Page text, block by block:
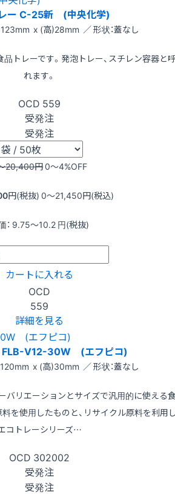
ー C-25新 (中央化学)
x (高)28mm ／ 形状：蓋なし
トレーです。発泡トレー、スチレン容器と
れます。
OCD 559
受発注
受発注
20,400円0〜4%OFF
円(税抜) 0〜21,450円(税込)
： 9.75〜10.2 円(税抜)
カートに入れる
OCD
559
詳細を見る
FLB-V12-30W (エフピコ)
x (高)30mm ／ 形状：蓋なし
バリエーションとサイズで汎用的に使える
を使用したものと、リサイクル原料を利用
コトレーシリーズ…
OCD 302002
受発注
受発注